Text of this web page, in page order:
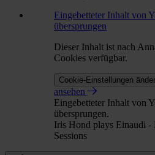
Eingebetteter Inhalt von
übersprungen
Dieser Inhalt ist nach
Cookies verfügbar.
Cookie-Einstellungen
ansehen
Eingebetteter Inhalt von
übersprungen.
Iris Hond plays Einaudi -
Sessions